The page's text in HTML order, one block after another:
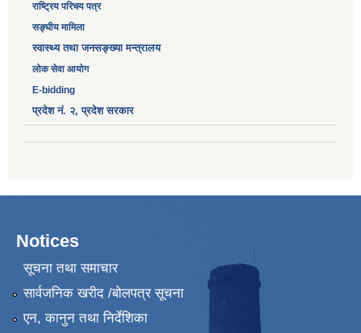
‎राष्ट्रिय परिचय पत्र
सङ्‍घीय मामिला
स्वास्थ्य तथा जनसङ्ख्या मन्त्रालय
लोक सेवा आयोग
E-bidding
प्रदेश नं. २, प्रदेश सरकार
Notices
सूचना तथा समाचार
सार्वजनिक खरीद /बोलपत्र सूचना
एन, कानुन तथा निर्देशिका